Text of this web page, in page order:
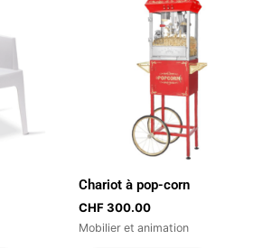
Chariot à pop-corn
CHF300.00
Mobilier et animation